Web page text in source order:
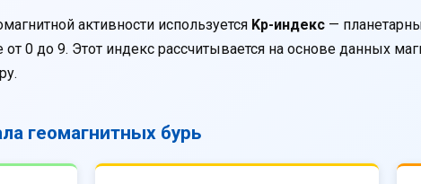
активности используется Kp-индекс —
0 до 9. Этот индекс рассчитывается на основе данных
геомагнитных бурь